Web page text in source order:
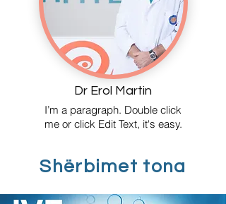
Dr Erol Martin
I’m a paragraph. Double click
me or click Edit Text, it's easy.
Shërbimet tona